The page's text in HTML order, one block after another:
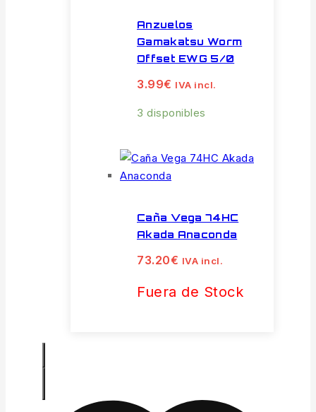
Anzuelos
Gamakatsu Worm
Offset EWG 5/0
3.99€ IVA incl.
3 disponibles
Caña Vega 74HC
Akada Anaconda
73.20€ IVA incl.
Fuera de Stock